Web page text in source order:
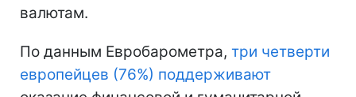
валютам.
По данным Евробарометра, три четверти
европейцев (76%) поддерживают